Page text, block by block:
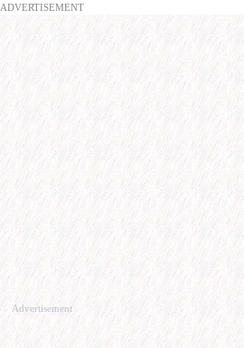
ADVERTISEMENT
Advertisement